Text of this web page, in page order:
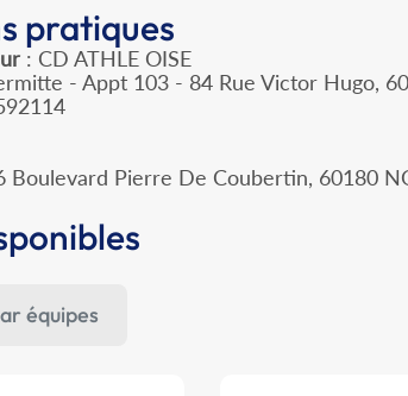
pratiques
: CD ATHLE OISE
- Appt 103 - 84 Rue Victor Hugo,
Boulevard Pierre De Coubertin, 60180
équipes